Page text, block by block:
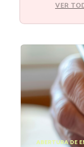
VER
ABERTURA DE